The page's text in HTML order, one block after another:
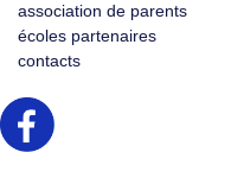
association de parents
écoles partenaires
contacts